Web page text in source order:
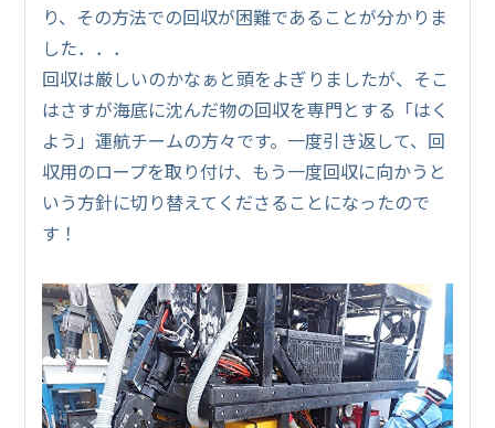
り、その方法での回収が困難であることが分かりま
した．．．
回収は厳しいのかなぁと頭をよぎりましたが、そこ
はさすが海底に沈んだ物の回収を専門とする「はく
よう」運航チームの方々です。一度引き返して、回
収用のロープを取り付け、もう一度回収に向かうと
いう方針に切り替えてくださることになったので
す！